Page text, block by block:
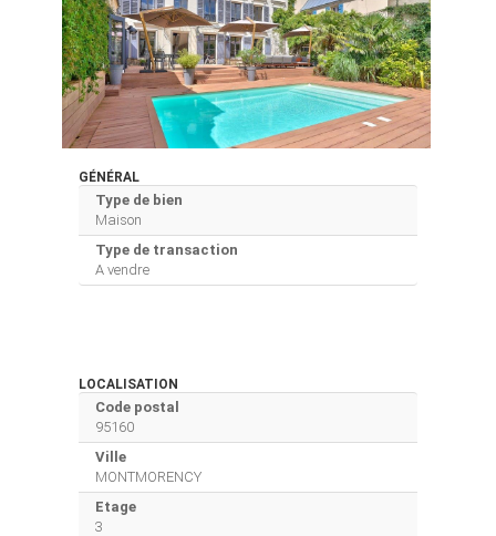
GÉNÉRAL
Type de bien
Maison
Type de transaction
A vendre
LOCALISATION
Code postal
95160
Ville
MONTMORENCY
Etage
3